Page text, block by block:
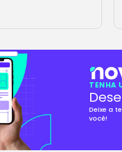
TENHA
Deixe a
você!